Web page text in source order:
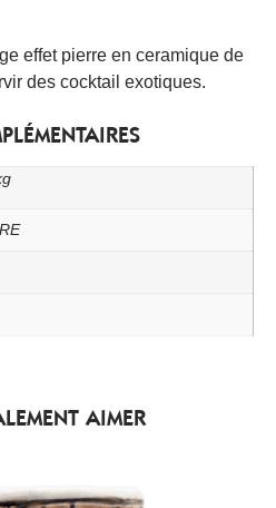
effet pierre en ceramique de
des cocktail exotiques.
AIMER